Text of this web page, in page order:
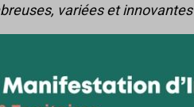
variées et innovantes